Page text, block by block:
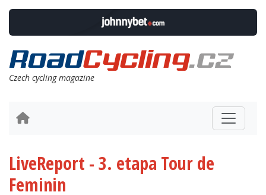
Czech cycling magazine
LiveReport - 3. etapa Tour de
Feminin